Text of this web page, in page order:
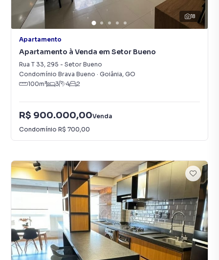
18
Apartamento
Apartamento à Venda em Setor Bueno
Rua T 33, 295 - Setor Bueno
Condomínio Brava Bueno · Goiânia, GO
100m² 3 4 2
R$ 900.000,00Venda
Condomínio R$ 700,00